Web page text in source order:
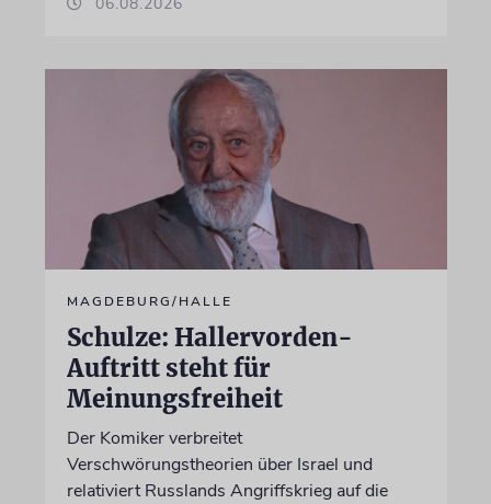
MAGDEBURG/HALLE
Schulze: Hallervorden-
Auftritt steht für
Meinungsfreiheit
Der Komiker verbreitet
Verschwörungstheorien über Israel und
relativiert Russlands Angriffskrieg auf die